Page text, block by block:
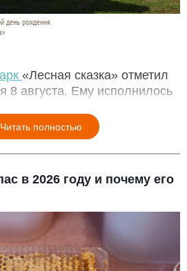
день рождения
«Лесная сказка» отметил
8 августа. Ему исполнилось
Читать полностью
в 2026 году и почему его